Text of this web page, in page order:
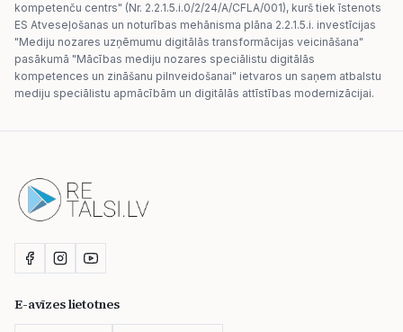
kompetenču centrs" (Nr. 2.2.1.5.i.0/2/24/A/CFLA/001), kurš tiek īstenots
ES Atveseļošanas un noturības mehānisma plāna 2.2.1.5.i. investīcijas
"Mediju nozares uzņēmumu digitālās transformācijas veicināšana"
pasākumā "Mācības mediju nozares speciālistu digitālās
kompetences un zināšanu pilnveidošanai" ietvaros un saņem atbalstu
mediju speciālistu apmācībām un digitālās attīstības modernizācijai.
E-avīzes lietotnes